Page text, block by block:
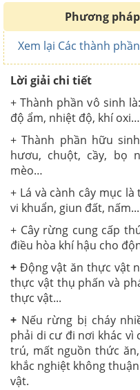
Phương
Xem lại Các thành
Lời giải chi tiết
+ Thành phần vô sinh
độ ẩm, nhiệt độ, khí oxi…
+ Thành phần hữu
hươu, chuột, cầy, bọ
mèo…
+ Lá và cành cây mục
vi khuẩn, giun đất, nấm...
+ Cây rừng cung cấp
điều hòa khí hậu cho
+ Động vật ăn thực vật
thực vật thụ phấn và
thực vật...
+ Nếu rừng bị cháy
phải di cư đi nơi khác
trú, mất nguồn thức
khắc nghiệt không
vật.